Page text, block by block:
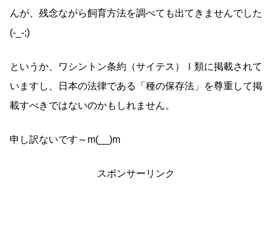
んが、残念ながら飼育方法を調べても出てきませんでした
(-_-;)
というか、ワシントン条約（サイテス）Ⅰ類に掲載されて
いますし、日本の法律である「種の保存法」を尊重して掲
載すべきではないのかもしれません。
申し訳ないです～m(__)m
スポンサーリンク